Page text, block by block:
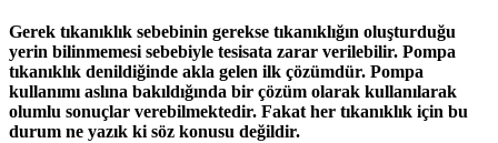
Gerek tıkanıklık sebebinin gerekse tıkanıklığın oluşturduğu
yerin bilinmemesi sebebiyle tesisata zarar verilebilir. Pompa
tıkanıklık denildiğinde akla gelen ilk çözümdür. Pompa
kullanımı aslına bakıldığında bir çözüm olarak kullanılarak
olumlu sonuçlar verebilmektedir. Fakat her tıkanıklık için bu
durum ne yazık ki söz konusu değildir.